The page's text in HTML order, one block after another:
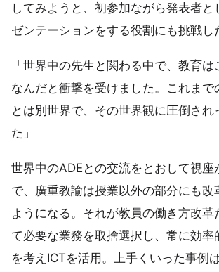
してみようと、初参加ながら発表者と
ゼンテーションをする役割にも挑戦し
「世界中の先生と関わる中で、教育
なんだと衝撃を受けました。これまで
とは別世界で、その世界観に圧倒され
た」
世界中のADEとの交流をとおして視座
で、廣重教諭は授業以外の部分にも改
ようになる。それが教員の働き方改革
て必要な業務を取捨選択し、常に効率
を考えICTを活用。上手くいった事例